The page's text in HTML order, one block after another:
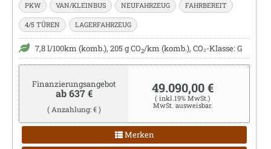
PKW VAN/KLEINBUS NEUFAHRZEUG FAHRBEREIT
4/5 TÜREN LAGERFAHRZEUG
7,8 l/100km (komb.), 205 g CO2/km (komb.), CO₂-Klasse: G
Finanzierungsangebot
ab 637 €
( Anzahlung: € )
49.090,00 €
( inkl.19% MwSt.)
MwSt. ausweisbar.
Merken